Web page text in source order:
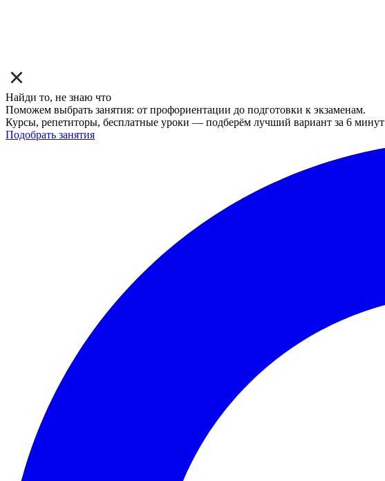
Найди то, не знаю что
Поможем выбрать занятия: от профориентации до подготовки к экзаменам.
Курсы, репетиторы, бесплатные уроки — подберём лучший вариант за 6 минут
Подобрать занятия